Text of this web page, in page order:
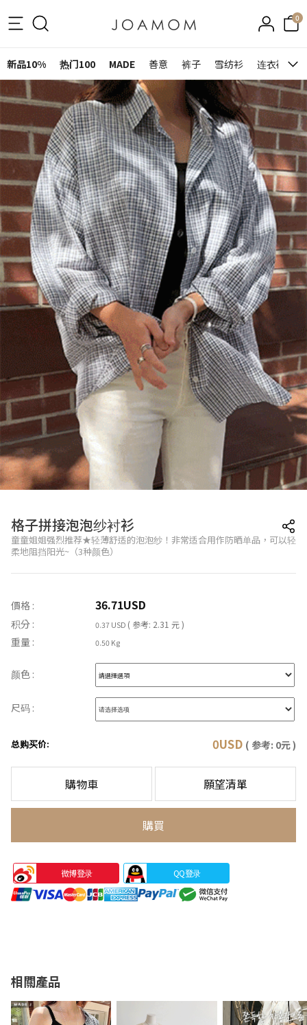
0
新品10% 热门100 MADE 善意 裤子 雪纺衫 连衣裙&裙
格子拼接泡泡纱衬衫
童童姐姐强烈推荐★轻薄舒适的泡泡纱！非常适合用作防晒单品，可以轻
柔地阻挡阳光~（3种颜色）
價格 : 36.71USD
积分 : 0.37 USD ( 参考: 2.31 元 )
重量 : 0.50 Kg
颜色 :
尺码 :
总购买价: 0USD ( 参考: 0元 )
購物車 願望清單
購買
微博登录 QQ登录
相關產品